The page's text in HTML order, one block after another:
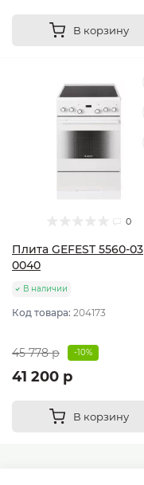
В корзину
0
Плита GEFEST 5560-03
0040
В наличии
Код товара: 204173
45 778 р -10%
41 200 р
В корзину